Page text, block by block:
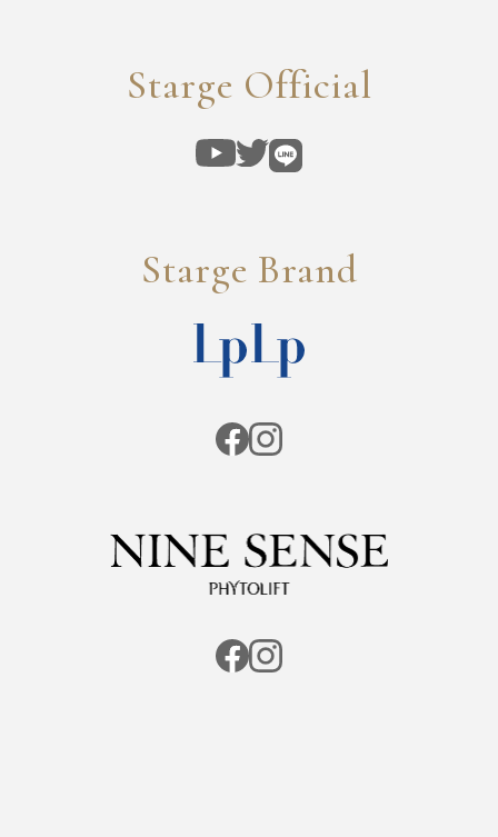
Starge Official
Starge Brand